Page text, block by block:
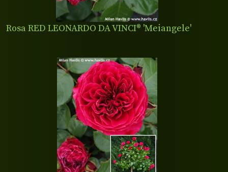
Rosa RED LEONARDO DA VINCI® 'Meiangele'